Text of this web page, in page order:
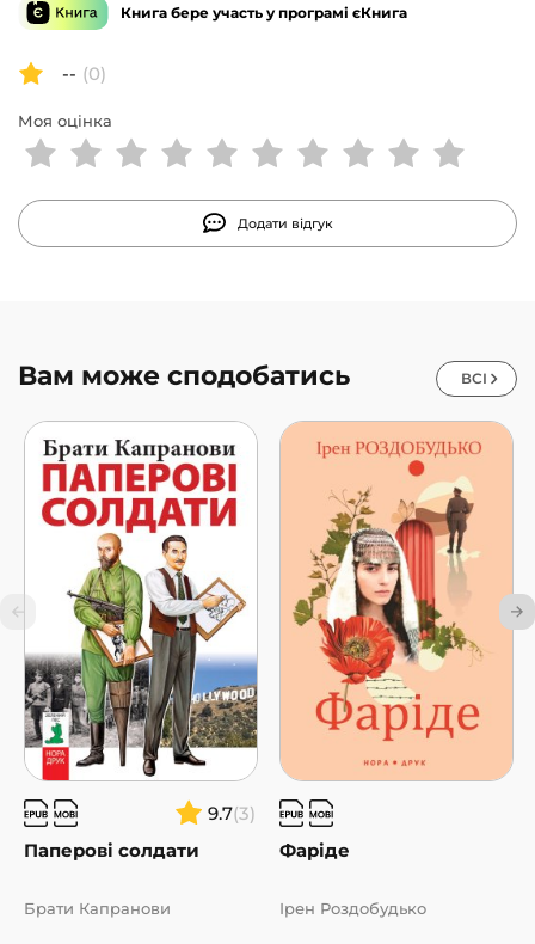
Книга бере участь у програмі єКнига
-- (0)
Моя оцінка
Додати відгук
Вам може сподобатись ВСІ
9.7(3)
Паперові солдати
Брати Капранови
Фаріде
Ірен Роздобудько